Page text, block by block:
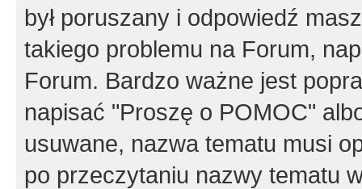
był poruszany i odpowiedź
takiego problemu na Forum,
Forum. Bardzo ważne jest
napisać "Proszę o POMOC"
usuwane, nazwa tematu musi
po przeczytaniu nazwy tematu